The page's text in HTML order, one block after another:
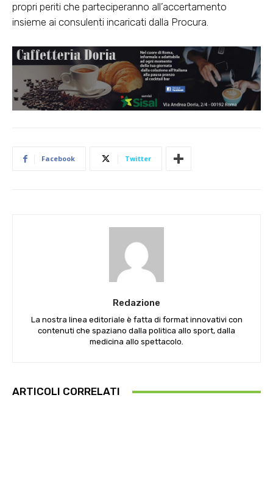
propri periti che parteciperanno all’accertamento
insieme ai consulenti incaricati dalla Procura.
Facebook Twitter
Redazione
La nostra linea editoriale è fatta di format innovativi con
contenuti che spaziano dalla politica allo sport, dalla
medicina allo spettacolo.
ARTICOLI CORRELATI